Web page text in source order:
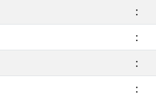
:
:
:
: